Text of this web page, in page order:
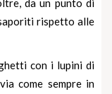
da un punto di
rispetto alle
con i lupini di
come sempre in